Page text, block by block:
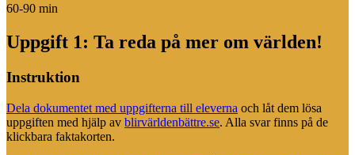
60-90 min
Uppgift 1: Ta reda på mer om världen!
Instruktion
Dela dokumentet med uppgifterna till eleverna och låt dem lösa
uppgiften med hjälp av blirvärldenbättre.se. Alla svar finns på de
klickbara faktakorten.